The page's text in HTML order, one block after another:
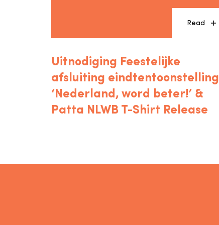
Read
Uitnodiging Feestelijke
afsluiting eindtentoonstelling
‘Nederland, word beter!’ &
Patta NLWB T-Shirt Release